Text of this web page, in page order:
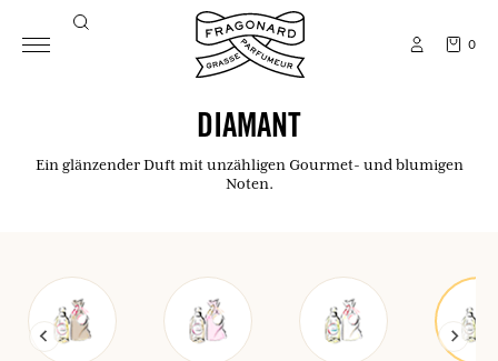
0
DIAMANT
Ein glänzender Duft mit unzähligen Gourmet- und blumigen
Noten.